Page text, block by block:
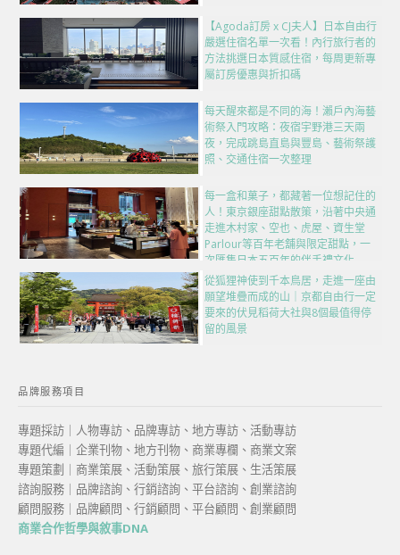
【Agoda訂房 x CJ夫人】日本自由行
嚴選住宿名單一次看！內行旅行者的
方法挑選日本質感住宿，每周更新專
屬訂房優惠與折扣碼
每天醒來都是不同的海！瀨戶內海藝
術祭入門攻略：夜宿宇野港三天兩
夜，完成跳島直島與豐島、藝術祭護
照、交通住宿一次整理
每一盒和菓子，都藏著一位想記住的
人！東京銀座甜點散策，沿著中央通
走進木村家、空也、虎屋、資生堂
Parlour等百年老舖與限定甜點，一
次匯集日本五百年的伴手禮文化
從狐狸神使到千本鳥居，走進一座由
願望堆疊而成的山｜京都自由行一定
要來的伏見稻荷大社與8個最值得停
留的風景
品牌服務項目
專題採訪｜人物專訪、品牌專訪、地方專訪、活動專訪
專題代編｜企業刊物、地方刊物、商業專欄、商業文案
專題策劃｜商業策展、活動策展、旅行策展、生活策展
諮詢服務｜品牌諮詢、行銷諮詢、平台諮詢、創業諮詢
顧問服務｜品牌顧問、行銷顧問、平台顧問、創業顧問
商業合作哲學與敘事DNA